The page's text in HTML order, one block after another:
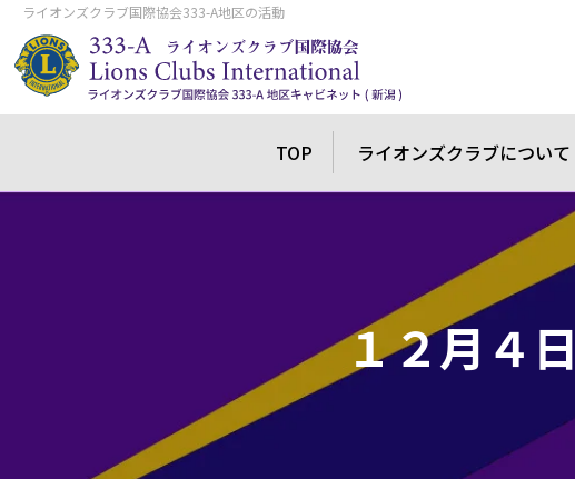
ライオンズクラブ国際協会333-A地区の活動
TOP ライオンズクラブについて
１２月４